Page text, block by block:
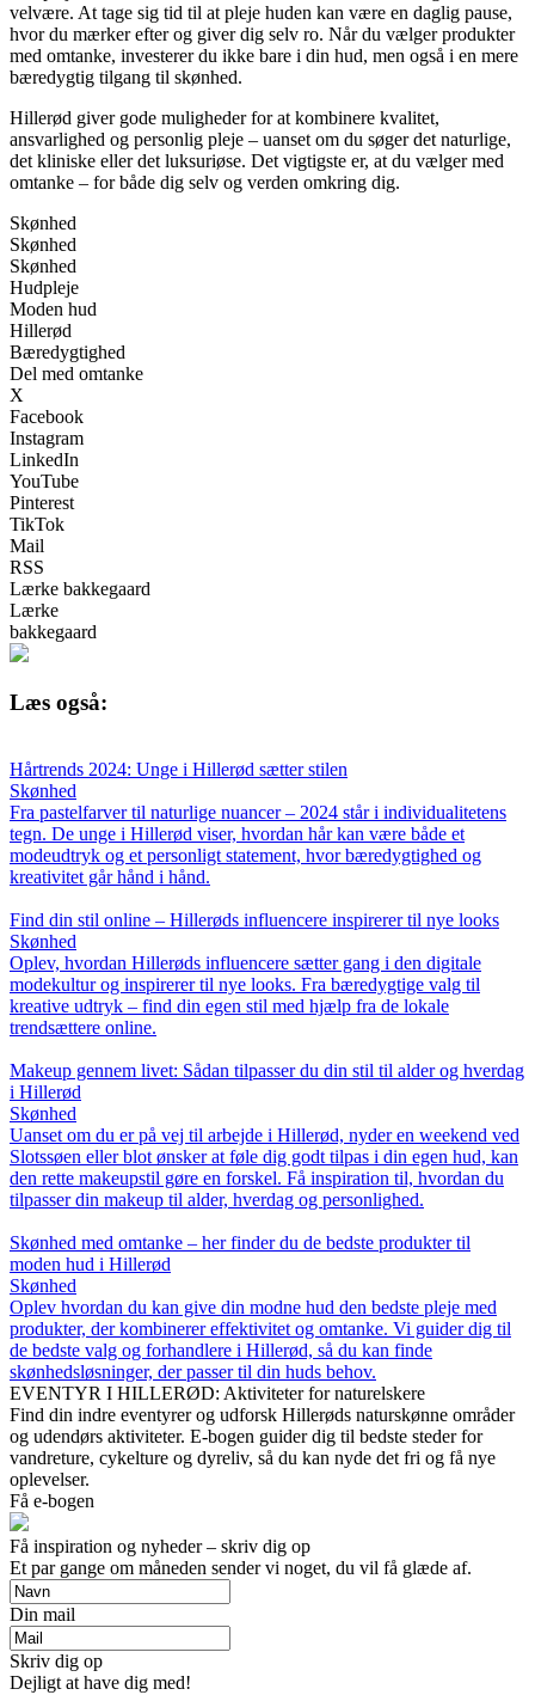
velvære. At tage sig tid til at pleje huden kan være en daglig pause,
hvor du mærker efter og giver dig selv ro. Når du vælger produkter
med omtanke, investerer du ikke bare i din hud, men også i en mere
bæredygtig tilgang til skønhed.
Hillerød giver gode muligheder for at kombinere kvalitet,
ansvarlighed og personlig pleje – uanset om du søger det naturlige,
det kliniske eller det luksuriøse. Det vigtigste er, at du vælger med
omtanke – for både dig selv og verden omkring dig.
Skønhed
Skønhed
Skønhed
Hudpleje
Moden hud
Hillerød
Bæredygtighed
Del med omtanke
X
Facebook
Instagram
LinkedIn
YouTube
Pinterest
TikTok
Mail
RSS
Lærke bakkegaard
Lærke
bakkegaard
Læs også:
Hårtrends 2024: Unge i Hillerød sætter stilen
Skønhed
Fra pastelfarver til naturlige nuancer – 2024 står i individualitetens
tegn. De unge i Hillerød viser, hvordan hår kan være både et
modeudtryk og et personligt statement, hvor bæredygtighed og
kreativitet går hånd i hånd.
Find din stil online – Hillerøds influencere inspirerer til nye looks
Skønhed
Oplev, hvordan Hillerøds influencere sætter gang i den digitale
modekultur og inspirerer til nye looks. Fra bæredygtige valg til
kreative udtryk – find din egen stil med hjælp fra de lokale
trendsættere online.
Makeup gennem livet: Sådan tilpasser du din stil til alder og hverdag
i Hillerød
Skønhed
Uanset om du er på vej til arbejde i Hillerød, nyder en weekend ved
Slotssøen eller blot ønsker at føle dig godt tilpas i din egen hud, kan
den rette makeupstil gøre en forskel. Få inspiration til, hvordan du
tilpasser din makeup til alder, hverdag og personlighed.
Skønhed med omtanke – her finder du de bedste produkter til
moden hud i Hillerød
Skønhed
Oplev hvordan du kan give din modne hud den bedste pleje med
produkter, der kombinerer effektivitet og omtanke. Vi guider dig til
de bedste valg og forhandlere i Hillerød, så du kan finde
skønhedsløsninger, der passer til din huds behov.
EVENTYR I HILLERØD: Aktiviteter for naturelskere
Find din indre eventyrer og udforsk Hillerøds naturskønne områder
og udendørs aktiviteter. E-bogen guider dig til bedste steder for
vandreture, cykelture og dyreliv, så du kan nyde det fri og få nye
oplevelser.
Få e-bogen
Få inspiration og nyheder – skriv dig op
Et par gange om måneden sender vi noget, du vil få glæde af.
Din mail
Skriv dig op
Dejligt at have dig med!